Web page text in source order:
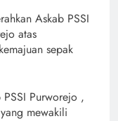
Askab PSSI
atas
sepak
Purworejo ,
mewakili